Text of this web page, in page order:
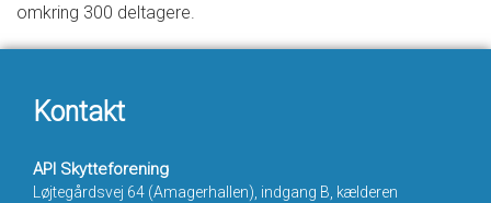
omkring 300 deltagere.
Kontakt
API Skytteforening
Løjtegårdsvej 64 (Amagerhallen), indgang B, kælderen